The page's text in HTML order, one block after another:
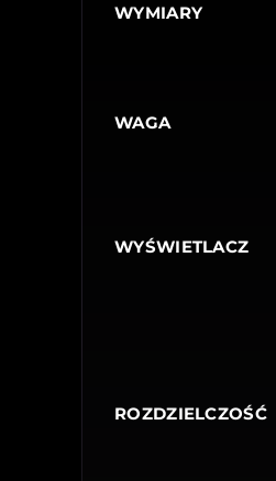
WYMIARY
WAGA
WYŚWIETLACZ
ROZDZIELCZOŚĆ